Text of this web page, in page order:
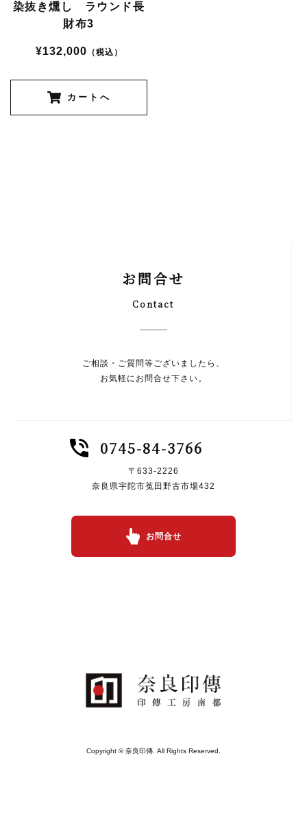
染抜き燻し ラウンド長
財布3
¥132,000 （税込）
カートへ
お問合せ
Contact
ご相談・ご質問等ございましたら、
お気軽にお問合せ下さい。
0745-84-3766
〒633-2226
奈良県宇陀市菟田野古市場432
お問合せ
Copyright © 奈良印傳. All Rights Reserved.